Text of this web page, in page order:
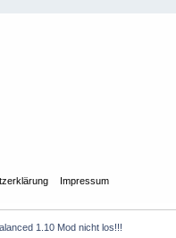
Impressum
1.10 Mod nicht los!!!